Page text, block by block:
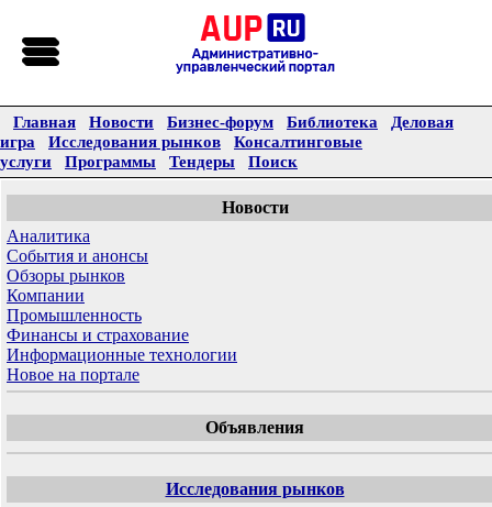
Главная Новости Бизнес-форум Библиотека
Деловая
игра
Исследования рынков
Консалтинговые
услуги
Программы Тендеры Поиск
Новости
Аналитика
События и анонсы
Обзоры рынков
Компании
Промышленность
Финансы и страхование
Информационные технологии
Новое на портале
Объявления
Исследования рынков